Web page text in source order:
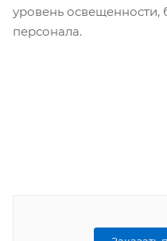
уровень освещенности,
персонала.